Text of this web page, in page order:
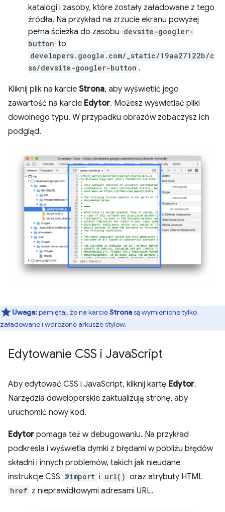
katalogi i zasoby, które zostały załadowane z tego
źródła. Na przykład na zrzucie ekranu powyżej
pełna ścieżka do zasobu devsite-googler-
button to
developers.google.com/_static/19aa27122b/c
ss/devsite-googler-button .
Kliknij plik na karcie Strona, aby wyświetlić jego
zawartość na karcie Edytor. Możesz wyświetlać pliki
dowolnego typu. W przypadku obrazów zobaczysz ich
podgląd.
Uwaga:pamiętaj, że na karcieStronasą wymienione tylko
załadowane i wdrożone arkusze stylów.
Edytowanie CSS i JavaScript
Aby edytować CSS i JavaScript, kliknij kartę Edytor.
Narzędzia deweloperskie zaktualizują stronę, aby
uruchomić nowy kod.
Edytor pomaga też w debugowaniu. Na przykład
podkreśla i wyświetla dymki z błędami w pobliżu błędów
składni i innych problemów, takich jak nieudane
instrukcje CSS @import i url() oraz atrybuty HTML
href z nieprawidłowymi adresami URL.